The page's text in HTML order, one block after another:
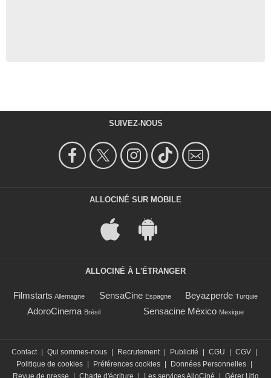
SUIVEZ-NOUS
ALLOCINÉ SUR MOBILE
ALLOCINÉ À L'ÉTRANGER
Filmstarts Allemagne SensaCine Espagne Beyazperde Turquie
AdoroCinema Brésil Sensacine México Mexique
Contact Qui sommes-nous Recrutement Publicité CGU CGV
Politique de cookies
Préférences cookies Données Personnelles
Revue de presse
Charte d'écriture Les services AlloCiné Gérer Utiq